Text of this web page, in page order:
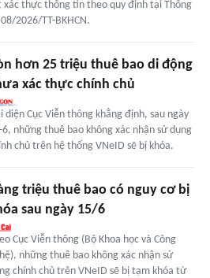
xác thực thông tin theo quy định tại Thông
2026/TT-BKHCN.
hơn 25 triệu thuê bao di động
xác thực chính chủ
diện Cục Viễn thông khẳng định, sau ngày
6, những thuê bao không xác nhận sử dụng
chủ trên hệ thống VNeID sẽ bị khóa.
triệu thuê bao có nguy cơ bị
sau ngày 15/6
Cục Viễn thông (Bộ Khoa học và Công
những thuê bao không xác nhận sử
chính chủ trên VNeID sẽ bị tạm khóa từ